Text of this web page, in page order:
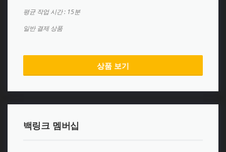
평균 작업 시간 : 15분
일반 결제 상품
상품 보기
백링크 멤버십